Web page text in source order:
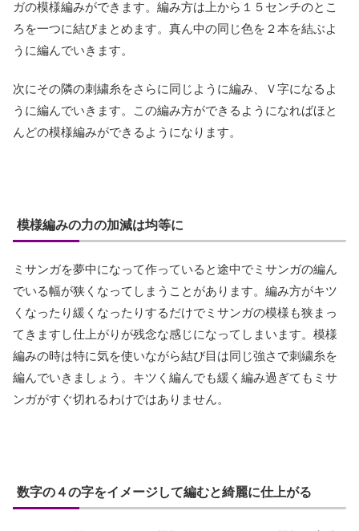
ガの模様編みができます。編み方は上から１５センチのとこ
ろを一つに結びまとめます。真ん中の同じ色を２本を結ぶよ
うに編んでいきます。
次にその隣の刺繍糸をさらに同じように編み、Ｖ字になるよ
うに編んでいきます。この編み方ができるようになればほと
んどの模様編みができるようになります。
模様編みの力の加減は均等に
ミサンガを夢中になって作っていると途中でミサンガの編ん
でいる幅が狭くなってしまうことがあります。編み方がキツ
くなったり緩くなったりするだけでミサンガの模様も狭まっ
てきますし仕上がりが残念な感じになってしまいます。模様
編みの時は特に気を使いながら結び目は同じ強さで刺繍糸を
編んでいきましょう。キツく編んでも緩く編み過ぎてもミサ
ンガがすぐ切れるわけではありません。
数字の４の字をイメージして編むと綺麗に仕上がる